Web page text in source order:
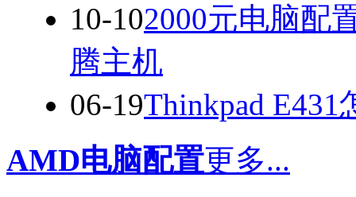
10-102000元电脑配
腾主机
06-19Thinkpad E431
AMD电脑配置更多...